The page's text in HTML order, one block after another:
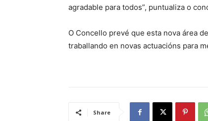
agradable para todos”, puntualiza o
O Concello prevé que esta nova área
traballando en novas actuacións para
Share